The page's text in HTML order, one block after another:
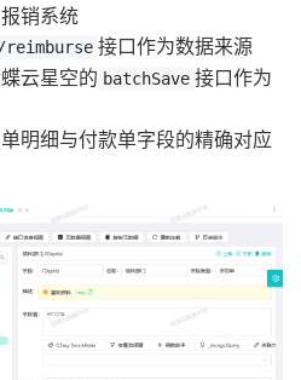
销系统
接口作为数据来源
云星空的 batchSave 接口作为
明细与付款单字段的精确对应